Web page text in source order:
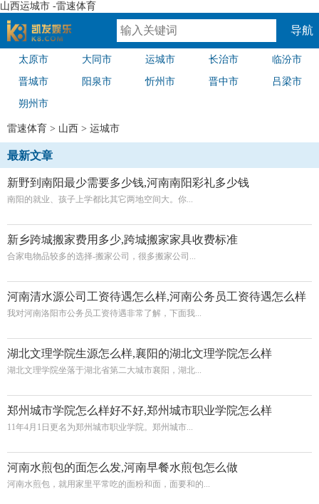
山西运城市 -雷速体育
速体育
导航
太原市 大同市 运城市 长治市 临汾市
晋城市 阳泉市 忻州市 晋中市 吕梁市
朔州市
雷速体育 > 山西 > 运城市
最新文章
新野到南阳最少需要多少钱,河南南阳彩礼多少钱
南阳的就业、孩子上学都比其它两地空间大。你...
新乡跨城搬家费用多少,跨城搬家家具收费标准
合家电物品较多的选择-搬家公司，很多搬家公司...
河南清水源公司工资待遇怎么样,河南公务员工资待遇怎么样
我对河南洛阳市公务员工资待遇非常了解，下面我...
湖北文理学院生源怎么样,襄阳的湖北文理学院怎么样
湖北文理学院坐落于湖北省第二大城市襄阳，湖北...
郑州城市学院怎么样好不好,郑州城市职业学院怎么样
11年4月1日更名为郑州城市职业学院。郑州城市...
河南水煎包的面怎么发,河南早餐水煎包怎么做
河南水煎包，就用家里平常吃的面粉和面，面要和的...